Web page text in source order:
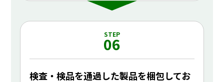
STEP
06
検査・検品を通過した製品を梱包してお